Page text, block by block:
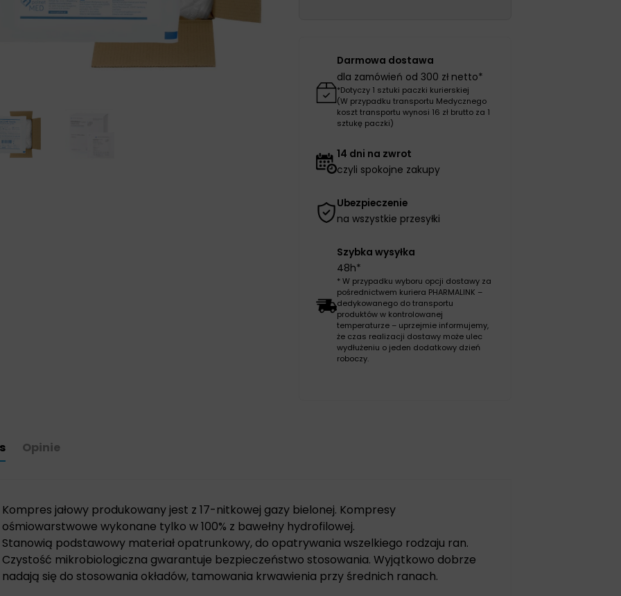
Darmowa dostawa
dla zamówień od 300 zł netto*
*Dotyczy 1 sztuki paczki kurierskiej
(W przypadku transportu Medycznego
koszt transportu wynosi 16 zł brutto za 1
sztukę paczki)
14 dni na zwrot
czyli spokojne zakupy
Ubezpieczenie
na wszystkie przesyłki
Szybka wysyłka
48h*
* W przypadku wyboru opcji dostawy za
pośrednictwem kuriera PHARMALINK –
dedykowanego do transportu
produktów w kontrolowanej
temperaturze – uprzejmie informujemy,
że czas realizacji dostawy może ulec
wydłużeniu o jeden dodatkowy dzień
roboczy.
Opinie
Kompres jałowy produkowany jest z 17-nitkowej gazy bielonej. Kompresy
ośmiowarstwowe wykonane tylko w 100% z bawełny hydrofilowej.
Stanowią podstawowy materiał opatrunkowy, do opatrywania wszelkiego rodzaju ran.
Czystość mikrobiologiczna gwarantuje bezpieczeństwo stosowania. Wyjątkowo dobrze
nadają się do stosowania okładów, tamowania krwawienia przy średnich ranach.